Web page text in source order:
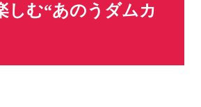
しむ“あのうダムカ